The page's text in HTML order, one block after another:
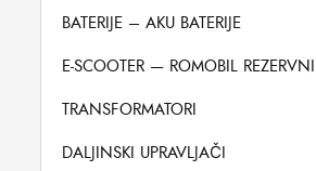
BATERIJE – AKU BATERIJE
E-SCOOTER — ROMOBIL REZERVNI
TRANSFORMATORI
DALJINSKI UPRAVLJAČI